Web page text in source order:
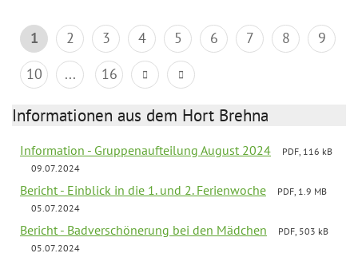
1 2 3 4 5 6 7 8
9
10
... 16
Informationen aus dem Hort Brehna
Information - Gruppenaufteilung August 2024
PDF, 116 kB
09.07.2024
Bericht - Einblick in die 1. und 2. Ferienwoche
PDF, 1.9 MB
05.07.2024
Bericht - Badverschönerung bei den Mädchen
PDF, 503 kB
05.07.2024